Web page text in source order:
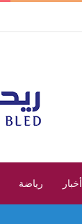
أخبار رياضة